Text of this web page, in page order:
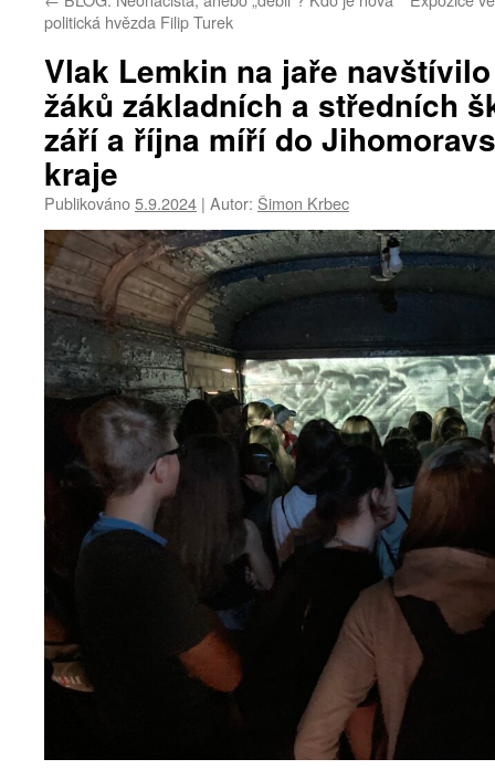
politická hvězda Filip Turek
Vlak Lemkin na jaře
žáků základních a středních
září a října míří do
kraje
Publikováno5.9.2024 | Autor: Šimon Krbec